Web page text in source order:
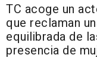
TC acoge un
que reclaman
equilibrada de
presencia de